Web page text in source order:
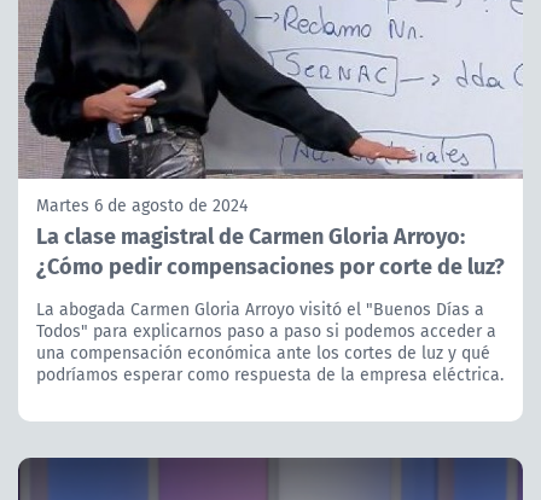
Martes 6 de agosto de 2024
La clase magistral de Carmen Gloria Arroyo:
¿Cómo pedir compensaciones por corte de luz?
La abogada Carmen Gloria Arroyo visitó el "Buenos Días a
Todos" para explicarnos paso a paso si podemos acceder a
una compensación económica ante los cortes de luz y qué
podríamos esperar como respuesta de la empresa eléctrica.